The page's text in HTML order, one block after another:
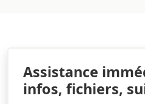
Vous pouvez commander
bouteillessi vous êtes
Assistance
infos, fichiers,